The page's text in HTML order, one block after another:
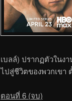
เบลล์) ปรากฏตัวในง
ไปสู่ชีวิตของพวกเขา
ตอนที่ 6 (จบ)